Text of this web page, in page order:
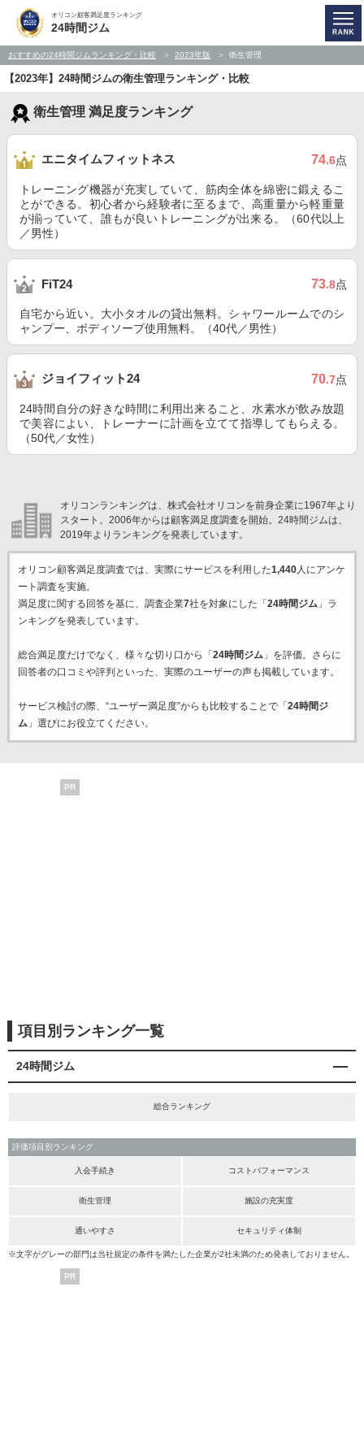
オリコン顧客満足度ランキング
24時間ジム
おすすめの24時間ジムランキング・比較 2023年版 衛生管理
【2023年】24時間ジムの衛生管理ランキング・比較
衛生管理 満足度ランキング
エニタイムフィットネス 74.6点
トレーニング機器が充実していて、筋肉全体を綿密に鍛えるこ
とができる。初心者から経験者に至るまで、高重量から軽重量
が揃っていて、誰もが良いトレーニングが出来る。（60代以上
／男性）
FiT24 73.8点
自宅から近い。大小タオルの貸出無料。シャワールームでのシ
ャンプー、ボディソープ使用無料。（40代／男性）
ジョイフィット24 70.7点
24時間自分の好きな時間に利用出来ること、水素水が飲み放題
で美容によい、トレーナーに計画を立てて指導してもらえる。
（50代／女性）
オリコンランキングは、株式会社オリコンを前身企業に1967年より
スタート。2006年からは顧客満足度調査を開始。24時間ジムは、
2019年よりランキングを発表しています。
オリコン顧客満足度調査では、実際にサービスを利用した1,440人にアンケ
ート調査を実施。
満足度に関する回答を基に、調査企業7社を対象にした「 24時間ジム」ラ
ンキングを発表しています。
総合満足度だけでなく、様々な切り口から「 24時間ジム」を評価。さらに
回答者の口コミや評判といった、実際のユーザーの声も掲載しています。
サービス検討の際、“ユーザー満足度”からも比較することで「 24時間ジ
ム」選びにお役立てください。
PR
項目別ランキング一覧
24時間ジム
総合ランキング
評価項目別ランキング
入会手続き コストパフォーマンス
衛生管理 施設の充実度
通いやすさ セキュリティ体制
※文字がグレーの部門は当社規定の条件を満たした企業が2社未満のため発表しておりません。
PR